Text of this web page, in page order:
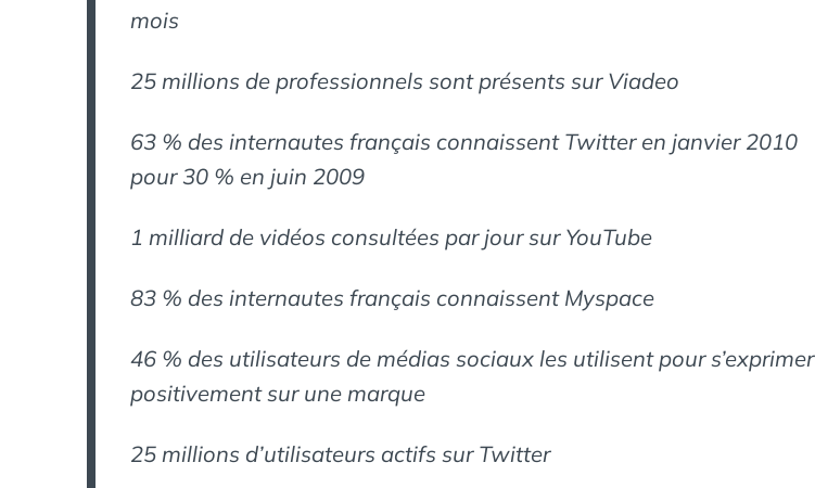
mois
25 millions de professionnels sont présents sur Viadeo
63 % des internautes français connaissent Twitter en janvier 2010
pour 30 % en juin 2009
1 milliard de vidéos consultées par jour sur YouTube
83 % des internautes français connaissent Myspace
46 % des utilisateurs de médias sociaux les utilisent pour s’exprimer
positivement sur une marque
25 millions d’utilisateurs actifs sur Twitter